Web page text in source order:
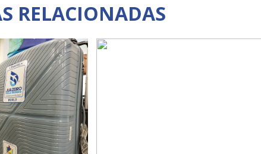
RELACIONADAS